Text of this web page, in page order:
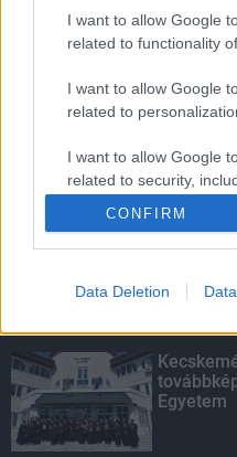
I want to allow Google
related to functionality
I want to allow Google
related to
I want to allow Google
related to security,
CONFIRM
Data Deletion
Amire
KIEMELT
Egyetem